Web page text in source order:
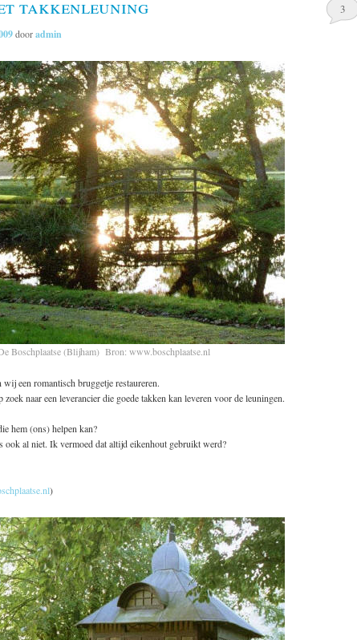
takkenleuning
dooradmin
3
Boschplaatse (Blijham) Bron: www.boschplaatse.nl
een romantisch bruggetje restaureren.
zoek naar een leverancier die goede takken kan leveren voor de leuningen.
hem (ons) helpen kan?
ook al niet. Ik vermoed dat altijd eikenhout gebruikt werd?
)